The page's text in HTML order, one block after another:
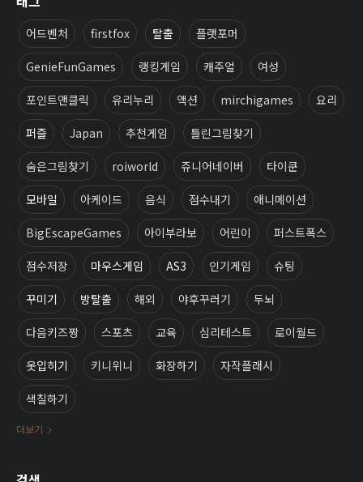
어드벤처 firstfox 탈출 플랫포머
GenieFunGames 랭킹게임 캐주얼 여성
포인트앤클릭 유리누리 액션 mirchigames 요리
퍼즐 Japan 추천게임 틀린그림찾기
숨은그림찾기 roiworld 쥬니어네이버 타이쿤
모바일 아케이드 음식 점수내기 애니메이션
BigEscapeGames 아이부라보 어린이 퍼스트폭스
점수저장 마우스게임 AS3 인기게임 슈팅
꾸미기 방탈출 해외 야후꾸러기 두뇌
다음키즈짱 스포츠 교육 심리테스트 로이월드
옷입히기 키니위니 화장하기 자작플래시
색칠하기
더보기